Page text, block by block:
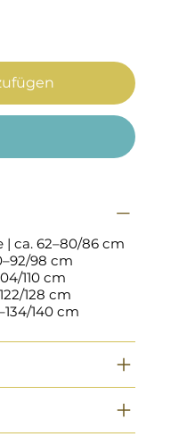
| ca. 62–80/86 cm
98 cm
110 cm
128 cm
140 cm